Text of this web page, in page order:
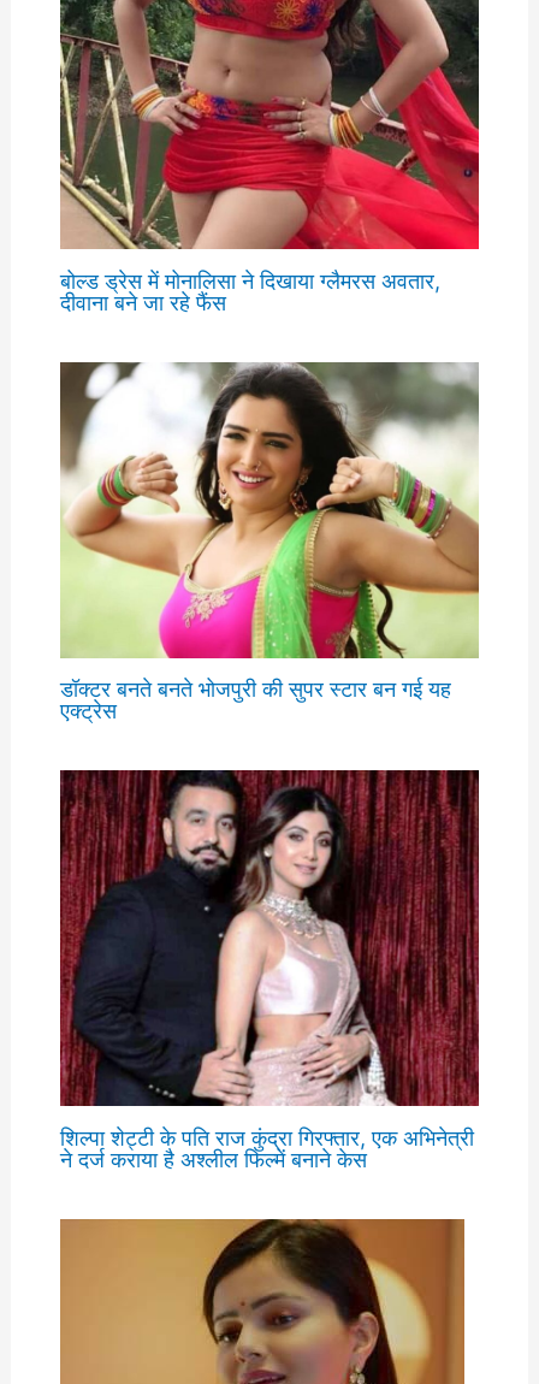
बोल्ड ड्रेस में मोनालिसा ने दिखाया ग्लैमरस अवतार,
दीवाना बने जा रहे फैंस
डॉक्टर बनते बनते भोजपुरी की सुपर स्टार बन गई यह
एक्ट्रेस
शिल्पा शेट्टी के पति राज कुंद्रा गिरफ्तार, एक अभिनेत्री
ने दर्ज कराया है अश्लील फिल्में बनाने केस